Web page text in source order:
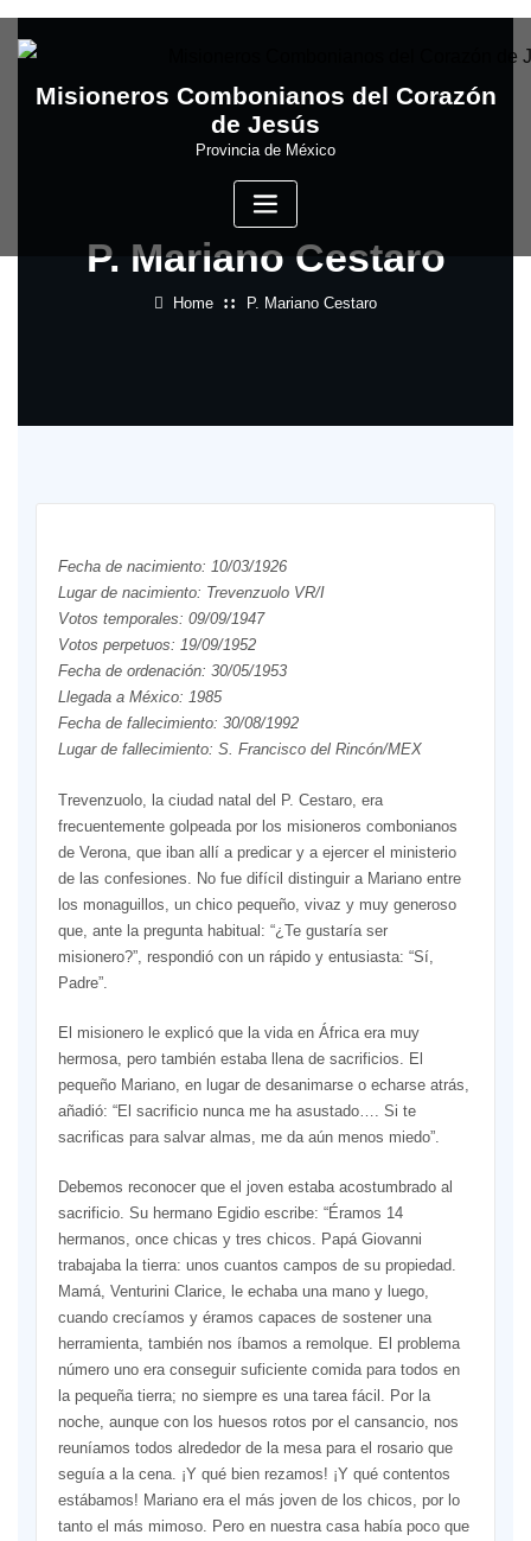
to
Misioneros Combonianos del Corazón
de Jesús
Provincia de México
P. Mariano Cestaro
Home P. Mariano Cestaro
Fecha de nacimiento: 10/03/1926
Lugar de nacimiento: Trevenzuolo VR/I
Votos temporales: 09/09/1947
Votos perpetuos: 19/09/1952
Fecha de ordenación: 30/05/1953
Llegada a México: 1985
Fecha de fallecimiento: 30/08/1992
Lugar de fallecimiento: S. Francisco del Rincón/MEX
Trevenzuolo, la ciudad natal del P. Cestaro, era
frecuentemente golpeada por los misioneros combonianos
de Verona, que iban allí a predicar y a ejercer el ministerio
de las confesiones. No fue difícil distinguir a Mariano entre
los monaguillos, un chico pequeño, vivaz y muy generoso
que, ante la pregunta habitual: “¿Te gustaría ser
misionero?”, respondió con un rápido y entusiasta: “Sí,
Padre”.
El misionero le explicó que la vida en África era muy
hermosa, pero también estaba llena de sacrificios. El
pequeño Mariano, en lugar de desanimarse o echarse atrás,
añadió: “El sacrificio nunca me ha asustado…. Si te
sacrificas para salvar almas, me da aún menos miedo”.
Debemos reconocer que el joven estaba acostumbrado al
sacrificio. Su hermano Egidio escribe: “Éramos 14
hermanos, once chicas y tres chicos. Papá Giovanni
trabajaba la tierra: unos cuantos campos de su propiedad.
Mamá, Venturini Clarice, le echaba una mano y luego,
cuando crecíamos y éramos capaces de sostener una
herramienta, también nos íbamos a remolque. El problema
número uno era conseguir suficiente comida para todos en
la pequeña tierra; no siempre es una tarea fácil. Por la
noche, aunque con los huesos rotos por el cansancio, nos
reuníamos todos alrededor de la mesa para el rosario que
seguía a la cena. ¡Y qué bien rezamos! ¡Y qué contentos
estábamos! Mariano era el más joven de los chicos, por lo
tanto el más mimoso. Pero en nuestra casa había poco que